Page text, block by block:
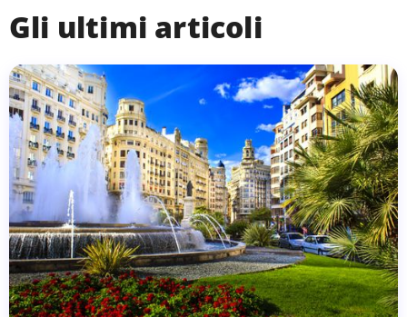
Gli ultimi articoli